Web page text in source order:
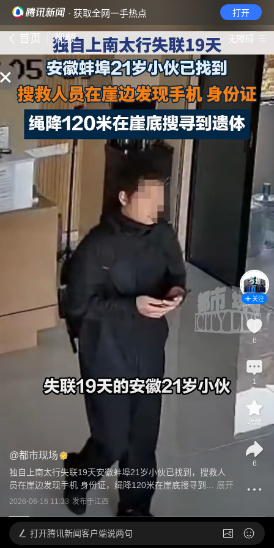
· 获取全网一手热点 打开
首页 视频 无障碍
@都市现场
独自上南太行失联19天安徽蚌埠21岁小伙已找到，搜救人
员在崖边发现手机 身份证，绳降120米在崖底搜寻到...
展开
2026-06-16 11:33 发布于江西
关注
6
1
收藏
6
打开腾讯新闻客户端说两句